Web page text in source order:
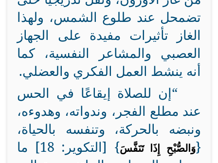
تضمحل عند طلوع الشمس، ولهذا
الغاز تأثيرات مفيدة على الجهاز
العصبي والمشاعر النفسية، كما
أنه ينشط العمل الفكري والعضلي.
“إن للصلاة إيقاعًا في الحس
عند مطلع الفجر، وندواته، وهدوءه،
ونبضه بالحركة، وتنفسه بالحياة،
{وَالصُّبْحِ إِذَا تَنَفَّسَ
} [التكوير: 18] ما